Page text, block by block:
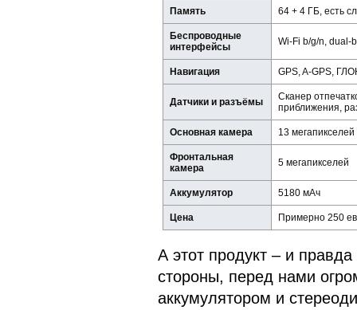
Память 64 + 4 ГБ, есть
Беспроводные
интерфейсы
Wi-Fi b/g/n, dual-
Навигация GPS, A-GPS,
Датчики и разъёмы
Сканер
приближения,
Основная камера 13 мегапикселей
Фронтальная
камера
5 мегапикселей
Аккумулятор 5180 мАч
Цена Примерно 250
А этот продукт – и
стороны, перед нами
аккумулятором и